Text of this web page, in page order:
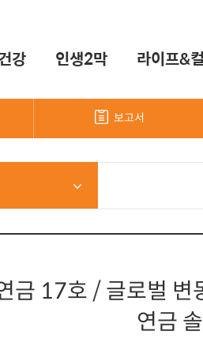
강 인생2막 라이프&
보고서
금 17호 / 글로벌 변
연금